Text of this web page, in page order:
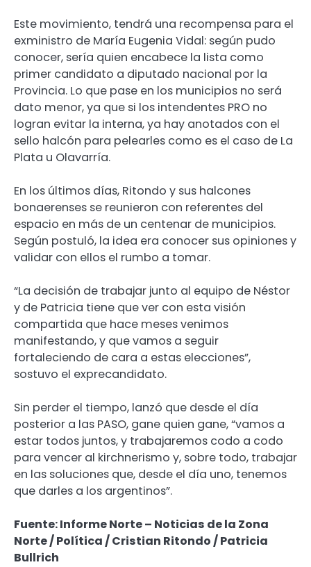
Este movimiento, tendrá una recompensa para el
exministro de María Eugenia Vidal: según pudo
conocer, sería quien encabece la lista como
primer candidato a diputado nacional por la
Provincia. Lo que pase en los municipios no será
dato menor, ya que si los intendentes PRO no
logran evitar la interna, ya hay anotados con el
sello halcón para pelearles como es el caso de La
Plata u Olavarría.
En los últimos días, Ritondo y sus halcones
bonaerenses se reunieron con referentes del
espacio en más de un centenar de municipios.
Según postuló, la idea era conocer sus opiniones y
validar con ellos el rumbo a tomar.
“La decisión de trabajar junto al equipo de Néstor
y de Patricia tiene que ver con esta visión
compartida que hace meses venimos
manifestando, y que vamos a seguir
fortaleciendo de cara a estas elecciones”,
sostuvo el exprecandidato.
Sin perder el tiempo, lanzó que desde el día
posterior a las PASO, gane quien gane, “vamos a
estar todos juntos, y trabajaremos codo a codo
para vencer al kirchnerismo y, sobre todo, trabajar
en las soluciones que, desde el día uno, tenemos
que darles a los argentinos”.
Fuente: Informe Norte – Noticias de la Zona
Norte / Política / Cristian Ritondo / Patricia
Bullrich